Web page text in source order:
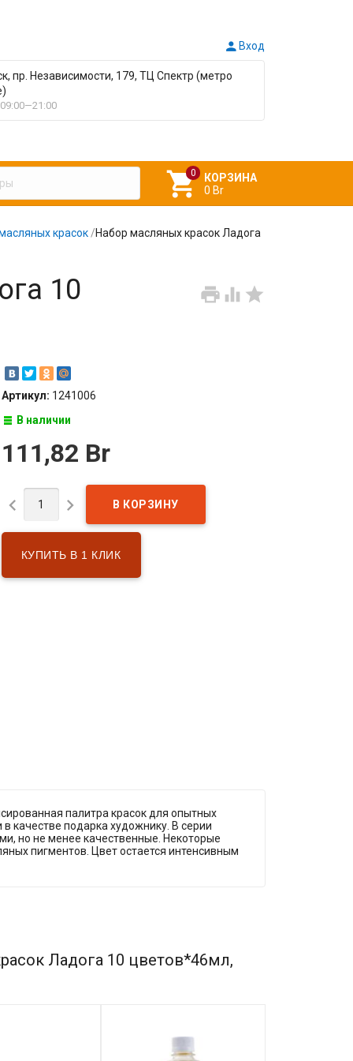
Вход
пр. Независимости, 179, ТЦ Спектр (метро

КОРЗИНА
0 Br
красок /Набор масляных красок Ладога
  
10
Артикул: 1241006
В наличии
111,82 Br
 
КУПИТЬ В 1 КЛИК
палитра красок для опытных
качестве подарка художнику. В серии
но не менее качественные. Некоторые
пигментов. Цвет остается интенсивным
Ладога 10 цветов*46мл,